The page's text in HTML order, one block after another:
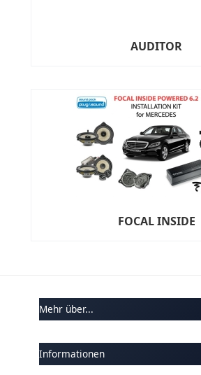
AUDITOR
FOCAL INSIDE
Mehr über...
Informationen